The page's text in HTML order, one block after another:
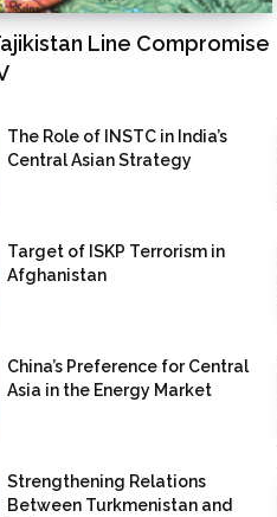
Line Compromise
The Role of INSTC in India’s
Central Asian Strategy
Target of ISKP Terrorism in
Afghanistan
China’s Preference for Central
Asia in the Energy Market
Strengthening Relations
Between Turkmenistan and